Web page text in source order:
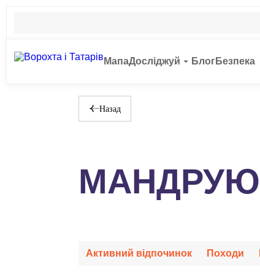
МапаДосліджуй БлогБезпека
Назад
МАНДРУЮ
Активний відпочинок Походи